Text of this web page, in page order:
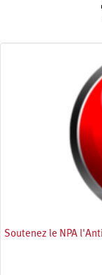
Soutenez le NPA